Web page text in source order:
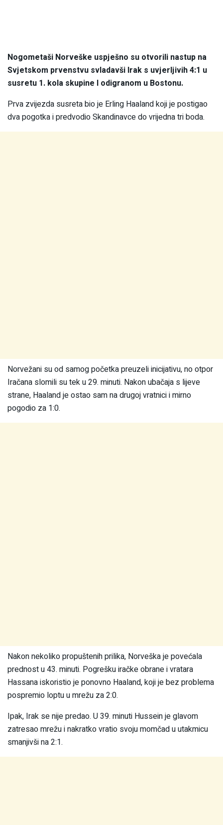
Nogometaši Norveške uspješno su otvorili nastup na
Svjetskom prvenstvu svladavši Irak s uvjerljivih 4:1 u
susretu 1. kola skupine I odigranom u Bostonu.
Prva zvijezda susreta bio je Erling Haaland koji je postigao
dva pogotka i predvodio Skandinavce do vrijedna tri boda.
Norvežani su od samog početka preuzeli inicijativu, no otpor
Iračana slomili su tek u 29. minuti. Nakon ubačaja s lijeve
strane, Haaland je ostao sam na drugoj vratnici i mirno
pogodio za 1:0.
Nakon nekoliko propuštenih prilika, Norveška je povećala
prednost u 43. minuti. Pogrešku iračke obrane i vratara
Hassana iskoristio je ponovno Haaland, koji je bez problema
pospremio loptu u mrežu za 2:0.
Ipak, Irak se nije predao. U 39. minuti Hussein je glavom
zatresao mrežu i nakratko vratio svoju momčad u utakmicu
smanjivši na 2:1.